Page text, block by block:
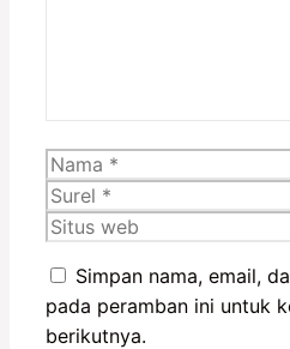
Nama
Simpan nama, email,
pada peramban ini untuk
berikutnya.